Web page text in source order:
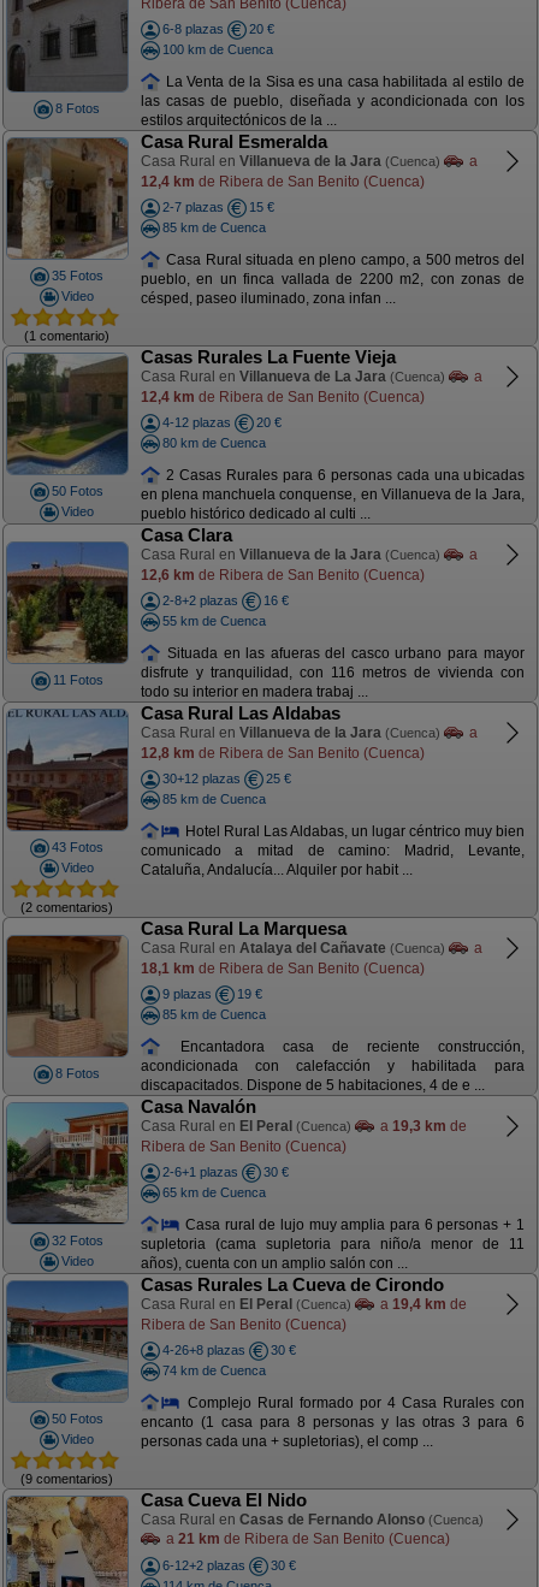
8 Fotos
Ribera de San Benito (Cuenca)
6-8 plazas
20 €
100 km de Cuenca
La Venta de la Sisa es una casa habilitada al estilo de
las casas de pueblo, diseñada y acondicionada con los
estilos arquitectónicos de la ...
35 Fotos
Video
(1 comentario)
Casa Rural Esmeralda
Casa Rural en Villanueva de la Jara (Cuenca)
a
12,4 km de Ribera de San Benito (Cuenca)
2-7 plazas
15 €
85 km de Cuenca
Casa Rural situada en pleno campo, a 500 metros del
pueblo, en un finca vallada de 2200 m2, con zonas de
césped, paseo iluminado, zona infan ...
50 Fotos
Video
Casas Rurales La Fuente Vieja
Casa Rural en Villanueva de La Jara (Cuenca)
a
12,4 km de Ribera de San Benito (Cuenca)
4-12 plazas
20 €
80 km de Cuenca
2 Casas Rurales para 6 personas cada una ubicadas
en plena manchuela conquense, en Villanueva de la Jara,
pueblo histórico dedicado al culti ...
11 Fotos
Casa Clara
Casa Rural en Villanueva de la Jara (Cuenca)
a
12,6 km de Ribera de San Benito (Cuenca)
2-8+2 plazas
16 €
55 km de Cuenca
Situada en las afueras del casco urbano para mayor
disfrute y tranquilidad, con 116 metros de vivienda con
todo su interior en madera trabaj ...
43 Fotos
Video
(2 comentarios)
Casa Rural Las Aldabas
Casa Rural en Villanueva de la Jara (Cuenca)
a
12,8 km de Ribera de San Benito (Cuenca)
30+12 plazas
25 €
85 km de Cuenca
Hotel Rural Las Aldabas, un lugar céntrico muy bien
comunicado a mitad de camino: Madrid, Levante,
Cataluña, Andalucía... Alquiler por habit ...
8 Fotos
Casa Rural La Marquesa
Casa Rural en Atalaya del Cañavate (Cuenca)
a
18,1 km de Ribera de San Benito (Cuenca)
9 plazas
19 €
85 km de Cuenca
Encantadora casa de reciente construcción,
acondicionada con calefacción y habilitada para
discapacitados. Dispone de 5 habitaciones, 4 de e ...
32 Fotos
Video
Casa Navalón
Casa Rural en El Peral (Cuenca) a 19,3 km de
Ribera de San Benito (Cuenca)
2-6+1 plazas
30 €
65 km de Cuenca
Casa rural de lujo muy amplia para 6 personas + 1
supletoria (cama supletoria para niño/a menor de 11
años), cuenta con un amplio salón con ...
50 Fotos
Video
(9 comentarios)
Casas Rurales La Cueva de Cirondo
Casa Rural en El Peral (Cuenca) a 19,4 km de
Ribera de San Benito (Cuenca)
4-26+8 plazas
30 €
74 km de Cuenca
Complejo Rural formado por 4 Casa Rurales con
encanto (1 casa para 8 personas y las otras 3 para 6
personas cada una + supletorias), el comp ...
Casa Cueva El Nido
Casa Rural en Casas de Fernando Alonso (Cuenca)
a 21 km de Ribera de San Benito (Cuenca)
6-12+2 plazas
30 €